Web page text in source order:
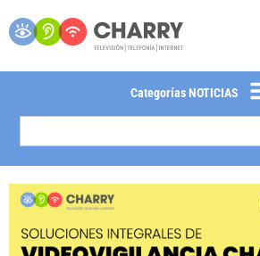
Categorías NOTICIAS